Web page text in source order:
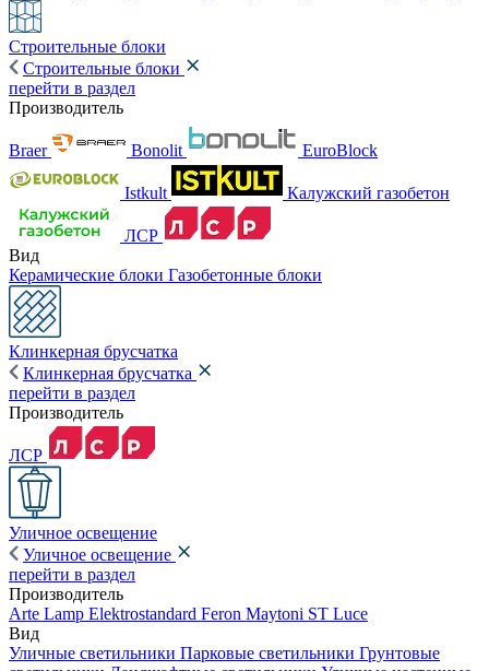
Строительные блоки
Строительные блоки
перейти в раздел
Производитель
Braer Bonolit EuroBlock
Istkult Калужский газобетон
ЛСР
Вид
Керамические блоки Газобетонные блоки
Клинкерная брусчатка
Клинкерная брусчатка
перейти в раздел
Производитель
ЛСР
Уличное освещение
Уличное освещение
перейти в раздел
Производитель
Arte Lamp Elektrostandard Feron Maytoni ST Luce
Вид
Уличные светильники Парковые светильники Грунтовые